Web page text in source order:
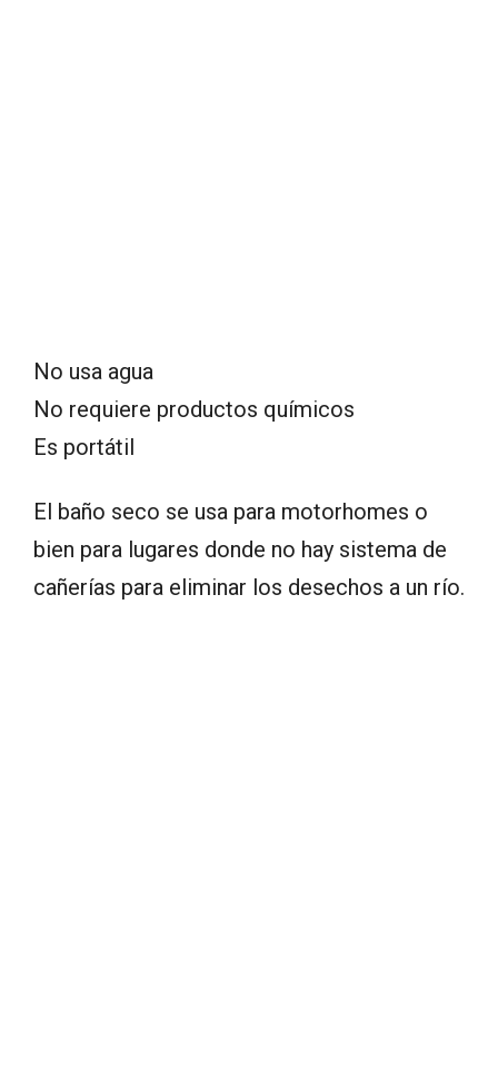
No usa agua
No requiere productos químicos
Es portátil
El baño seco se usa para motorhomes o
bien para lugares donde no hay sistema de
cañerías para eliminar los desechos a un río.